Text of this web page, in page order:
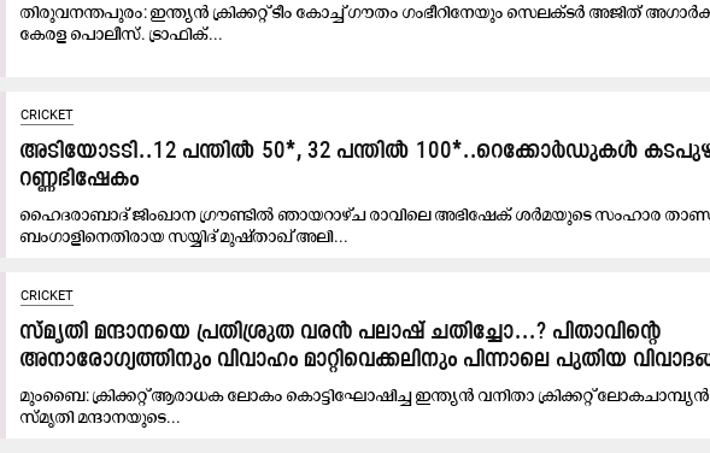
തിരുവനന്തപുരം: ഇന്ത്യൻ ക്രിക്കറ്റ് ടീം കോച്ച് ഗൗതം ഗംഭീറിനേയും സെലക്ടർ അജിത്
കേരള പൊലീസ്. ട്രാഫിക്...
CRICKET
അടിയോടടി..12 പന്തിൽ 50*, 32 പന്തിൽ 100*..റെക്കോർഡുകൾ
റണ്ണഭി​ഷേകം
ഹൈദരാബാദ് ജിംഖാന ഗ്രൗണ്ടിൽ ഞായറാഴ്ച രാവിലെ അഭിഷേക് ശർമയുടെ സംഹാര
ബംഗാളിനെതിരായ സയ്യിദ് മുഷ്താഖ് അലി...
CRICKET
സ്മൃതി മന്ദാനയെ പ്രതിശ്രുത വരൻ പലാഷ് ചതിച്ചോ...​​? പിതാവിന്റെ
അനാരോഗ്യത്തിനും വിവാഹം മാറ്റിവെക്കലിനും പിന്നാലെ പുതിയ
മുംബൈ: ​ക്രിക്കറ്റ് ആരാധക ലോകം കൊട്ടിഘോഷിച്ച ഇന്ത്യൻ വനിതാ ​ക്രിക്കറ്റ് ലോകചാമ്പ്യൻ
സ്മൃതി മന്ദാനയുടെ...